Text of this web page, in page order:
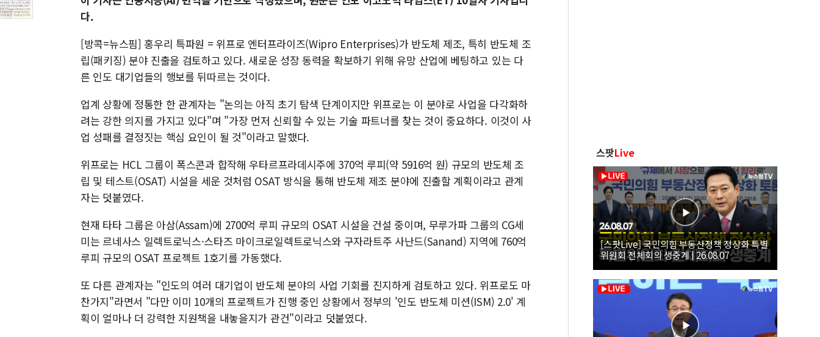
다.
[방콕=뉴스핌] 홍우리 특파원 = 위프로 엔터프라이즈(Wipro Enterprises)가 반도체 제조, 특히 반도체 조
립(패키징) 분야 진출을 검토하고 있다. 새로운 성장 동력을 확보하기 위해 유망 산업에 베팅하고 있는 다
른 인도 대기업들의 행보를 뒤따르는 것이다.
업계 상황에 정통한 한 관계자는 "논의는 아직 초기 탐색 단계이지만 위프로는 이 분야로 사업을 다각화하
려는 강한 의지를 가지고 있다"며 "가장 먼저 신뢰할 수 있는 기술 파트너를 찾는 것이 중요하다. 이것이 사
업 성패를 결정짓는 핵심 요인이 될 것"이라고 말했다.
위프로는 HCL 그룹이 폭스콘과 합작해 우타르프라데시주에 370억 루피(약 5916억 원) 규모의 반도체 조
립 및 테스트(OSAT) 시설을 세운 것처럼 OSAT 방식을 통해 반도체 제조 분야에 진출할 계획이라고 관계
자는 덧붙였다.
현재 타타 그룹은 아삼(Assam)에 2700억 루피 규모의 OSAT 시설을 건설 중이며, 무루가파 그룹의 CG세
미는 르네사스 일렉트로닉스·스타즈 마이크로일렉트로닉스와 구자라트주 사난드(Sanand) 지역에 760억
루피 규모의 OSAT 프로젝트 1호기를 가동했다.
또 다른 관계자는 "인도의 여러 대기업이 반도체 분야의 사업 기회를 진지하게 검토하고 있다. 위프로도 마
찬가지"라면서 "다만 이미 10개의 프로젝트가 진행 중인 상황에서 정부의 '인도 반도체 미션(ISM) 2.0' 계
획이 얼마나 더 강력한 지원책을 내놓을지가 관건"이라고 덧붙였다.
스팟Live
[스팟Live] 국민의힘 부동산정책 정상화 특별
위원회 전체회의 생중계 | 26.08.07